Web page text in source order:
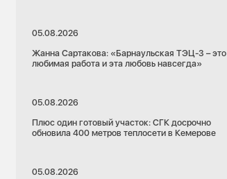
05.08.2026
Жанна Сартакова: «Барнаульская ТЭЦ-3 – это
любимая работа и эта любовь навсегда»
05.08.2026
Плюс один готовый участок: СГК досрочно
обновила 400 метров теплосети в Кемерове
05.08.2026